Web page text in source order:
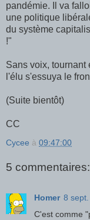
pandémie. Il va
une politique
du système
!"
Sans voix, tournant
l'élu s'essuya le
(Suite bientôt)
CC
Cycee à 09:47:00
5 commentaires:
Homer 8
C'est comme